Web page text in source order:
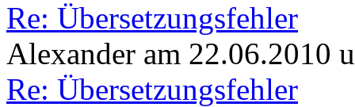
Re: Übersetzungsfehler
Alexander am 22.06.2010
Re: Übersetzungsfehler